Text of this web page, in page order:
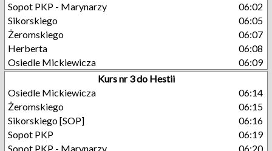
Sopot PKP - Marynarzy
06:02
Sikorskiego
06:05
Żeromskiego
06:07
Herberta
06:08
Osiedle Mickiewicza
06:09
Kurs nr 3 do Hestii
Osiedle Mickiewicza
06:14
Żeromskiego
06:15
Sikorskiego [SOP]
06:16
Sopot PKP
06:19
Sopot PKP - Marynarzy
06:20